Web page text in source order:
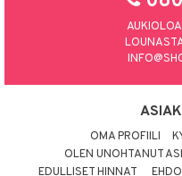
OMA PROFIILI
OLEN UNOHTANUT
EDULLISET HINNAT